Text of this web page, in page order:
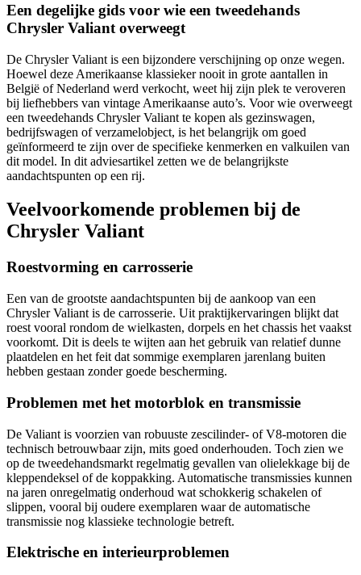
Een degelijke gids voor wie een tweedehands
Chrysler Valiant overweegt
De Chrysler Valiant is een bijzondere verschijning op onze wegen.
Hoewel deze Amerikaanse klassieker nooit in grote aantallen in
België of Nederland werd verkocht, weet hij zijn plek te veroveren
bij liefhebbers van vintage Amerikaanse auto’s. Voor wie overweegt
een tweedehands Chrysler Valiant te kopen als gezinswagen,
bedrijfswagen of verzamelobject, is het belangrijk om goed
geïnformeerd te zijn over de specifieke kenmerken en valkuilen van
dit model. In dit adviesartikel zetten we de belangrijkste
aandachtspunten op een rij.
Veelvoorkomende problemen bij de
Chrysler Valiant
Roestvorming en carrosserie
Een van de grootste aandachtspunten bij de aankoop van een
Chrysler Valiant is de carrosserie. Uit praktijkervaringen blijkt dat
roest vooral rondom de wielkasten, dorpels en het chassis het vaakst
voorkomt. Dit is deels te wijten aan het gebruik van relatief dunne
plaatdelen en het feit dat sommige exemplaren jarenlang buiten
hebben gestaan zonder goede bescherming.
Problemen met het motorblok en transmissie
De Valiant is voorzien van robuuste zescilinder- of V8-motoren die
technisch betrouwbaar zijn, mits goed onderhouden. Toch zien we
op de tweedehandsmarkt regelmatig gevallen van olielekkage bij de
kleppendeksel of de koppakking. Automatische transmissies kunnen
na jaren onregelmatig onderhoud wat schokkerig schakelen of
slippen, vooral bij oudere exemplaren waar de automatische
transmissie nog klassieke technologie betreft.
Elektrische en interieurproblemen